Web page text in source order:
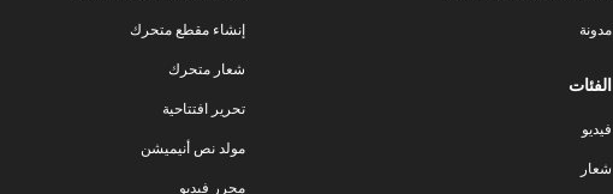
مدونة
الفئات
فيديو
شعار
إنشاء مقطع متحرك
شعار متحرك
تحرير افتتاحية
مولد نص أنيميشن
محرر فيديو